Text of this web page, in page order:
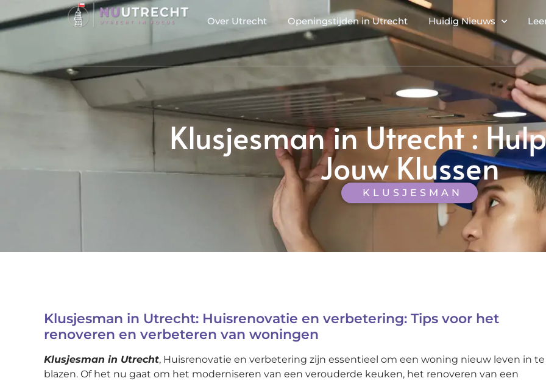
Over Utrecht Openingstijden in Utrecht Huidig Nieuws
Klusjesman in Utrecht :
Jouw Klussen
KLUSJESMAN
Klusjesman in Utrecht: Huisrenovatie en verbetering: Tips voor het
renoveren en verbeteren van woningen
Klusjesman in Utrecht, Huisrenovatie en verbetering zijn essentieel om een woning nieuw leven in te
blazen. Of het nu gaat om het moderniseren van een verouderde keuken, het renoveren van een